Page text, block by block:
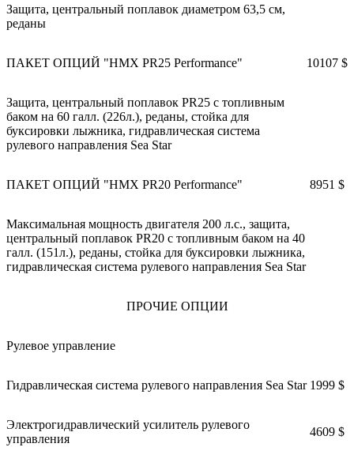
Защита, центральный поплавок диаметром 63,5 см,
реданы
ПАКЕТ ОПЦИЙ "HMX PR25 Performance" 10107 $
Защита, центральный поплавок PR25 с топливным
баком на 60 галл. (226л.), реданы, стойка для
буксировки лыжника, гидравлическая система
рулевого направления Sea Star
ПАКЕТ ОПЦИЙ "HMX PR20 Performance" 8951 $
Максимальная мощность двигателя 200 л.с., защита,
центральный поплавок PR20 с топливным баком на 40
галл. (151л.), реданы, стойка для буксировки лыжника,
гидравлическая система рулевого направления Sea Star
ПРОЧИЕ ОПЦИИ
Рулевое управление
Гидравлическая система рулевого направления Sea Star 1999 $
Электрогидравлический усилитель рулевого
управления
4609 $